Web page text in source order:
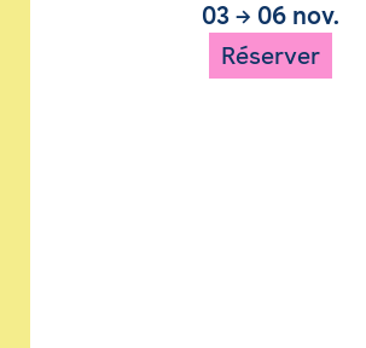
03 → 06 nov.
Réserver